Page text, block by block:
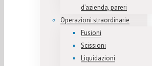
d’azienda, pareri
Operazioni straordinarie
Fusioni
Scissioni
Liquidazioni